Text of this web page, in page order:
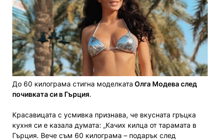
До 60 килограма стигна моделката Олга Модева след
почивката си в Гърция.
Красавицата с усмивка признава, че вкусната гръцка
кухня си е казала думата: „Качих килца от тарамата в
Гърция. Вече съм 60 килограма – подарък след